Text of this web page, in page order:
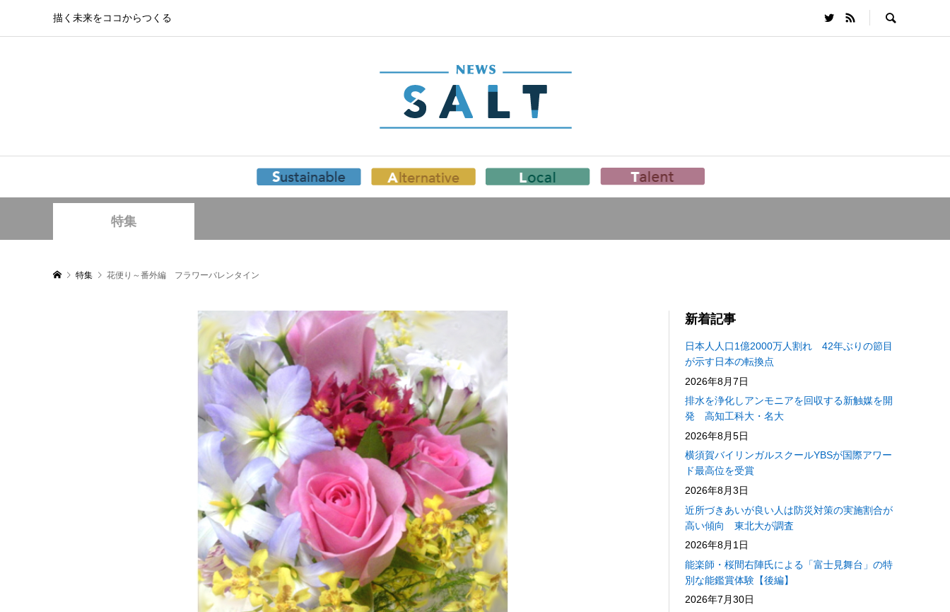
描く未来をココからつくる
特集
特集 花便り～番外編 フラワーバレンタイン
新着記事
日本人人口1億2000万人割れ 42年ぶりの節目
が示す日本の転換点
2026年8月7日
排水を浄化しアンモニアを回収する新触媒を開
発 高知工科大・名大
2026年8月5日
横須賀バイリンガルスクールYBSが国際アワー
ド最高位を受賞
2026年8月3日
近所づきあいが良い人は防災対策の実施割合が
高い傾向 東北大が調査
2026年8月1日
能楽師・桜間右陣氏による「富士見舞台」の特
別な能鑑賞体験【後編】
2026年7月30日